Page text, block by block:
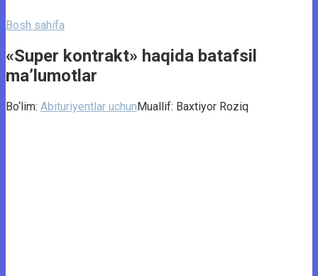
Bosh sahifa
«Super kontrakt» haqida batafsil
ma’lumotlar
Bo‘lim: Abituriyentlar uchunMuallif: Baxtiyor Roziq